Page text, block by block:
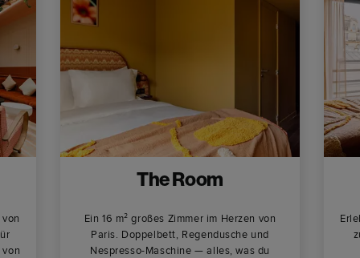
The Room
Ein 16 m² großes Zimmer im Herzen von
Paris. Doppelbett, Regendusche und
Nespresso-Maschine — alles, was du